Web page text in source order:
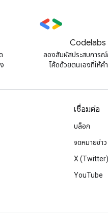
Codelabs
ลองสัมผัสประสบการณ์
โค้ดด้วยตนเองที่ให้คํ
เชื่อมต่อ
บล็อก
จดหมายข่าว
X (Twitter)
YouTube